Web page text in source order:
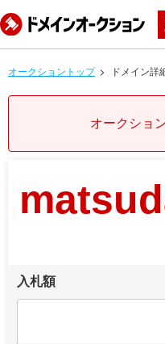
オークショントップ ドメイン詳
オークショ
入札額